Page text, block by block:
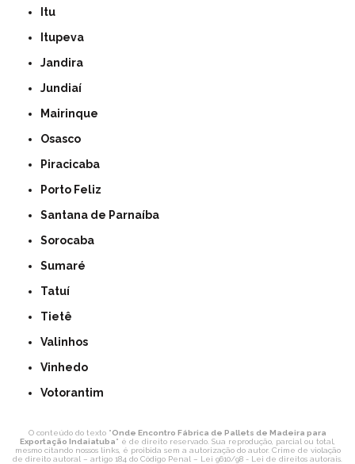
Itu
Itupeva
Jandira
Jundiaí
Mairinque
Osasco
Piracicaba
Porto Feliz
Santana de Parnaíba
Sorocaba
Sumaré
Tatuí
Tietê
Valinhos
Vinhedo
Votorantim
O conteúdo do texto "Onde Encontro Fábrica de Pallets de Madeira para
Exportação Indaiatuba" é de direito reservado. Sua reprodução, parcial ou total,
mesmo citando nossos links, é proibida sem a autorização do autor. Crime de violação
de direito autoral – artigo 184 do Código Penal – Lei 9610/98 - Lei de direitos autorais